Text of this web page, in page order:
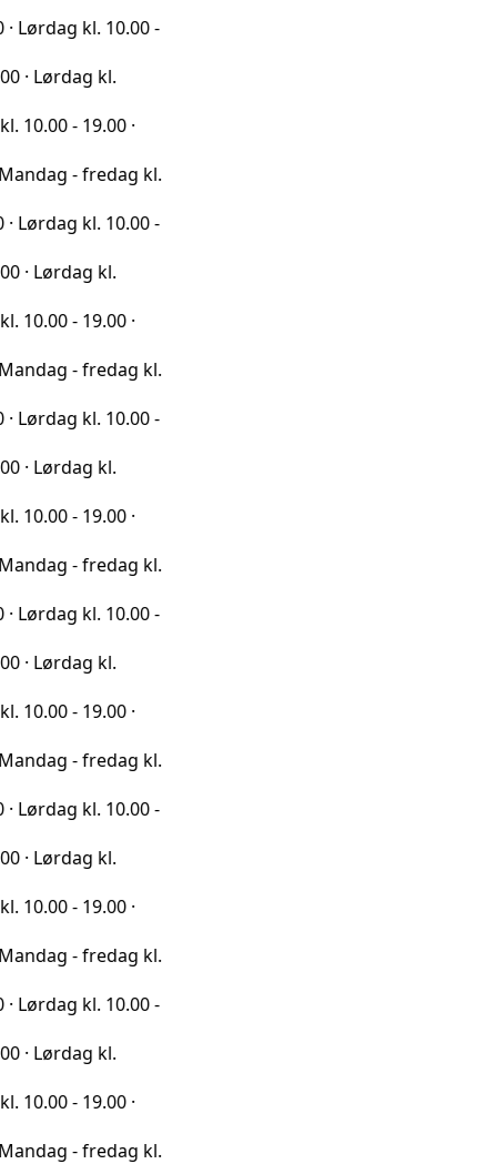
kl. 10.00 -
kl.
·
fredag kl.
kl. 10.00 -
kl.
·
fredag kl.
kl. 10.00 -
kl.
·
fredag kl.
kl. 10.00 -
kl.
·
fredag kl.
kl. 10.00 -
kl.
·
fredag kl.
kl. 10.00 -
kl.
·
fredag kl.